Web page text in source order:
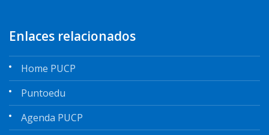
Enlaces relacionados
Home PUCP
Puntoedu
Agenda PUCP